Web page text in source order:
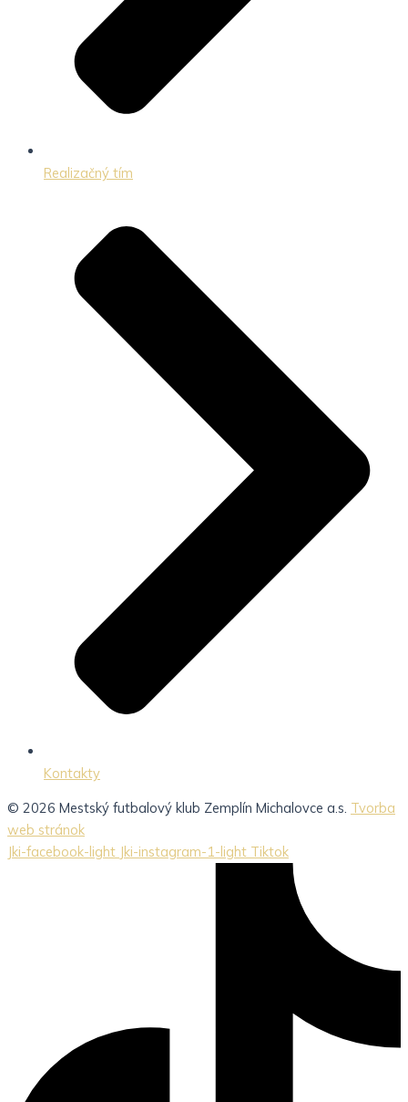
Realizačný tím
Kontakty
© 2026 Mestský futbalový klub Zemplín Michalovce a.s. Tvorba
web stránok
Jki-facebook-light Jki-instagram-1-light Tiktok